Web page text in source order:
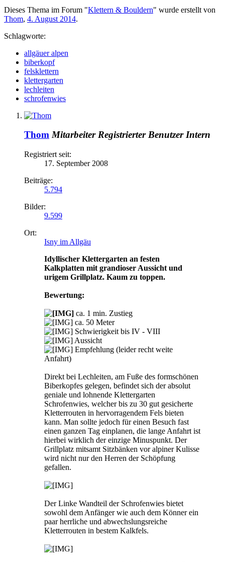
Dieses Thema im Forum "Klettern & Bouldern" wurde erstellt von
Thom, 4. August 2014.
Schlagworte:
allgäuer alpen
biberkopf
felsklettern
klettergarten
lechleiten
schrofenwies
Thom Mitarbeiter Registrierter Benutzer Intern
Registriert seit:
17. September 2008
Beiträge:
5.794
Bilder:
9.599
Ort:
Isny im Allgäu
Idyllischer Klettergarten an festen
Kalkplatten mit grandioser Aussicht und
urigem Grillplatz. Kaum zu toppen.
Bewertung:
ca. 1 min. Zustieg
ca. 50 Meter
Schwierigkeit bis IV - VIII
Aussicht
Empfehlung (leider recht weite
Anfahrt)
Direkt bei Lechleiten, am Fuße des formschönen
Biberkopfes gelegen, befindet sich der absolut
geniale und lohnende Klettergarten
Schrofenwies, welcher bis zu 30 gut gesicherte
Kletterrouten in hervorragendem Fels bieten
kann. Man sollte jedoch für einen Besuch fast
einen ganzen Tag einplanen, die lange Anfahrt ist
hierbei wirklich der einzige Minuspunkt. Der
Grillplatz mitsamt Sitzbänken vor alpiner Kulisse
wird nicht nur den Herren der Schöpfung
gefallen.
Der Linke Wandteil der Schrofenwies bietet
sowohl dem Anfänger wie auch dem Könner ein
paar herrliche und abwechslungsreiche
Kletterrouten in bestem Kalkfels.